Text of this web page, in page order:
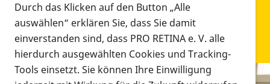
Durch das Klicken auf den Button „Alle
auswählen“ erklären Sie, dass Sie damit
einverstanden sind, dass PRO RETINA e. V. alle
hierdurch ausgewählten Cookies und Tracking-
Tools einsetzt. Sie können Ihre Einwilligung